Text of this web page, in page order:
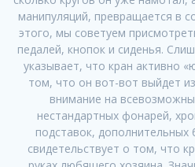
манипуляций, превращается в
этого, мы советуем
педалей, кнопок и сиденья.
указывает, что кран активно
том, что он вот-вот выйдет
внимание на
нестандартных фонарей,
подставок, дополнительных
свидетельствует о том, что